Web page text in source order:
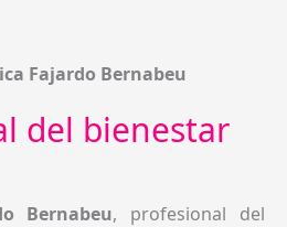
Fajardo Bernabeu
del bienestar
Bernabeu, profesional del